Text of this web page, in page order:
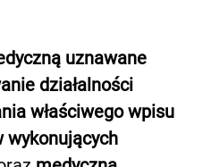
uznawane
działalności
właściwego wpisu
wykonujących